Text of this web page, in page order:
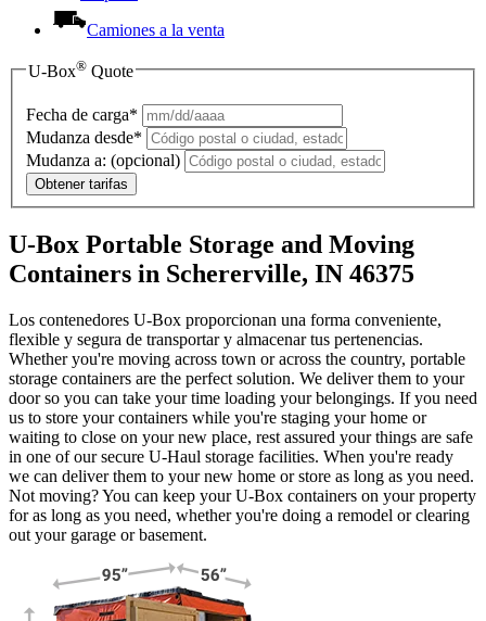
Camiones a la venta
U-Box® Quote
Fecha de carga*
Mudanza desde*
Mudanza a: (opcional)
Obtener tarifas
U-Box Portable Storage and Moving
Containers in Schererville, IN 46375
Los contenedores U-Box proporcionan una forma conveniente,
flexible y segura de transportar y almacenar tus pertenencias.
Whether you're moving across town or across the country, portable
storage containers are the perfect solution. We deliver them to your
door so you can take your time loading your belongings. If you need
us to store your containers while you're staging your home or
waiting to close on your new place, rest assured your things are safe
in one of our secure U-Haul storage facilities. When you're ready
we can deliver them to your new home or store as long as you need.
Not moving? You can keep yourU-Box containers on your property
for as long as you need, whether you're doing a remodel or clearing
out your garage or basement.